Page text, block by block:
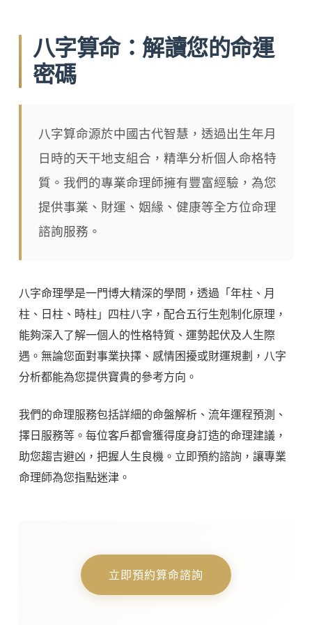
八字算命：解讀您的命運
密碼
八字算命源於中國古代智慧，透過出生年月
日時的天干地支組合，精準分析個人命格特
質。我們的專業命理師擁有豐富經驗，為您
提供事業、財運、姻緣、健康等全方位命理
諮詢服務。
八字命理學是一門博大精深的學問，透過「年柱、月
柱、日柱、時柱」四柱八字，配合五行生剋制化原理，
能夠深入了解一個人的性格特質、運勢起伏及人生際
遇。無論您面對事業抉擇、感情困擾或財運規劃，八字
分析都能為您提供寶貴的參考方向。
我們的命理服務包括詳細的命盤解析、流年運程預測、
擇日服務等。每位客戶都會獲得度身訂造的命理建議，
助您趨吉避凶，把握人生良機。立即預約諮詢，讓專業
命理師為您指點迷津。
立即預約算命諮詢